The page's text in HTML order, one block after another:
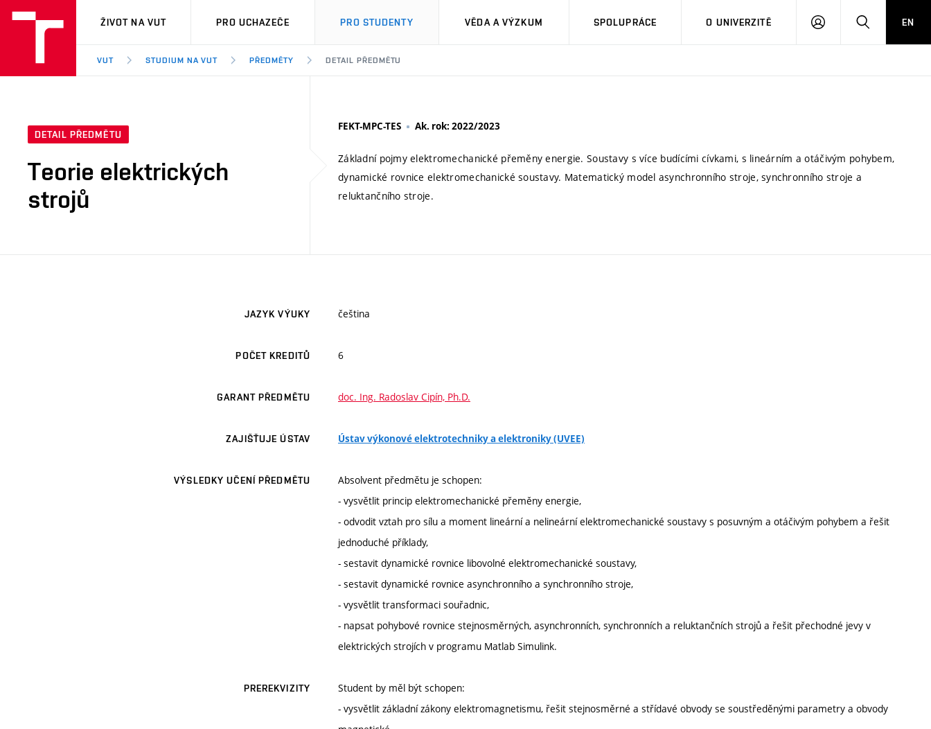
VUT
ŽIVOT NA VUT PRO UCHAZEČE PRO STUDENTY VĚDA A VÝZKUM SPOLUPRÁCE O UNIVERZITĚ
PŘIHLÁSIT HLEDATEN
VUT STUDIUM NA VUT PŘEDMĚTY DETAIL PŘEDMĚTU
DETAIL PŘEDMĚTU
Teorie elektrických
strojů
FEKT-MPC-TES Ak. rok: 2022/2023
Základní pojmy elektromechanické přeměny energie. Soustavy s více budícími cívkami, s lineárním a otáčivým pohybem,
dynamické rovnice elektromechanické soustavy. Matematický model asynchronního stroje, synchronního stroje a
reluktančního stroje.
JAZYK VÝUKY čeština
POČET KREDITŮ 6
GARANT PŘEDMĚTU doc. Ing. Radoslav Cipín, Ph.D.
ZAJIŠŤUJE ÚSTAV Ústav výkonové elektrotechniky a elektroniky (UVEE)
VÝSLEDKY UČENÍ PŘEDMĚTU
Absolvent předmětu je schopen:
- vysvětlit princip elektromechanické přeměny energie,
- odvodit vztah pro sílu a moment lineární a nelineární elektromechanické soustavy s posuvným a otáčivým pohybem a řešit
jednoduché příklady,
- sestavit dynamické rovnice libovolné elektromechanické soustavy,
- sestavit dynamické rovnice asynchronního a synchronního stroje,
- vysvětlit transformaci souřadnic,
- napsat pohybové rovnice stejnosměrných, asynchronních, synchronních a reluktančních strojů a řešit přechodné jevy v
elektrických strojích v programu Matlab Simulink.
PREREKVIZITY
Student by měl být schopen:
- vysvětlit základní zákony elektromagnetismu, řešit stejnosměrné a střídavé obvody se soustředěnými parametry a obvody